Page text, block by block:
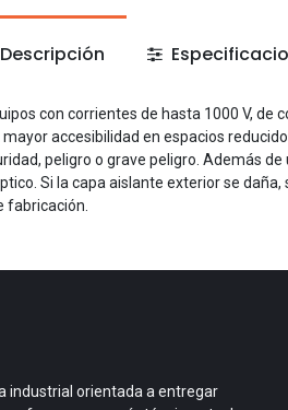
Descripción
con corrientes de hasta 1000 V,
accesibilidad en espacios
peligro o grave peligro. Además
Si la capa aislante exterior se
fabricación.
industrial orientada a entregar